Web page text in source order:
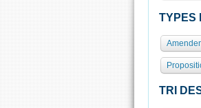
TYPES
TRI